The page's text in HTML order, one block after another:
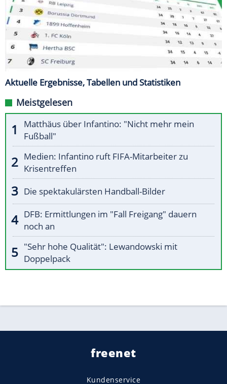
Aktuelle Ergebnisse, Tabellen und Statistiken
Meistgelesen
Matthäus über Infantino: "Nicht mehr mein
Fußball"
Medien: Infantino ruft FIFA-Mitarbeiter zu
Krisentreffen
Die spektakulärsten Handball-Bilder
DFB: Ermittlungen im "Fall Freigang" dauern
noch an
"Sehr hohe Qualität": Lewandowski mit
Doppelpack
freenet
Kundenservice